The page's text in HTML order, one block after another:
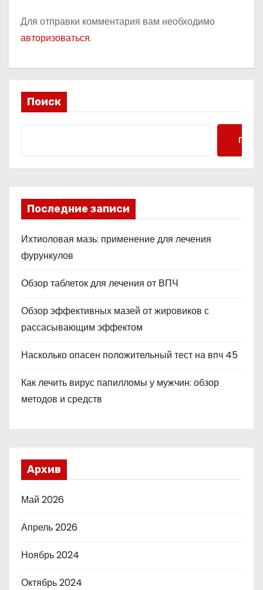
Для отправки комментария вам необходимо
авторизоваться.
Поиск
Поиск
Последние записи
Ихтиоловая мазь: применение для лечения
фурункулов
Обзор таблеток для лечения от ВПЧ
Обзор эффективных мазей от жировиков с
рассасывающим эффектом
Насколько опасен положительный тест на впч 45
Как лечить вирус папилломы у мужчин: обзор
методов и средств
Архив
Май 2026
Апрель 2026
Ноябрь 2024
Октябрь 2024